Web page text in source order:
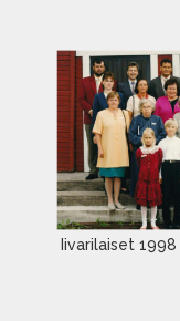
Iivarilaiset 1998